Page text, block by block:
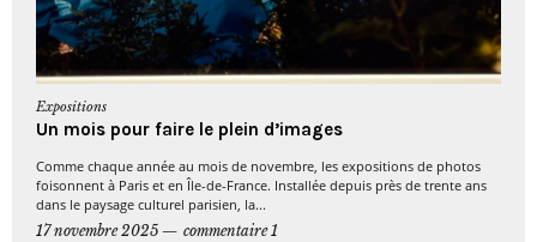
Expositions
Un mois pour faire le plein d’images
Comme chaque année au mois de novembre, les expositions de photos
foisonnent à Paris et en Île-de-France. Installée depuis près de trente ans
dans le paysage culturel parisien, la...
17 novembre 2025
commentaire 1